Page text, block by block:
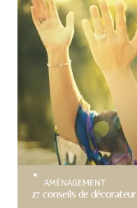
AMÉNAGEMENT
27 conseils de